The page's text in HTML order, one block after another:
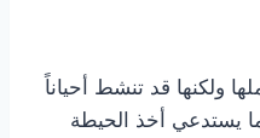
ولكنها قد تنشط أحياناً
يستدعي أخذ الحيطة